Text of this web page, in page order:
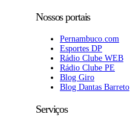
Nossos portais
Pernambuco.com
Esportes DP
Rádio Clube WEB
Rádio Clube PE
Blog Giro
Blog Dantas Barreto
Serviços